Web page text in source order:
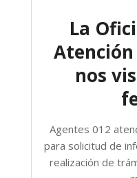
La
nos
Agentes 012
para solicitud de
realización de